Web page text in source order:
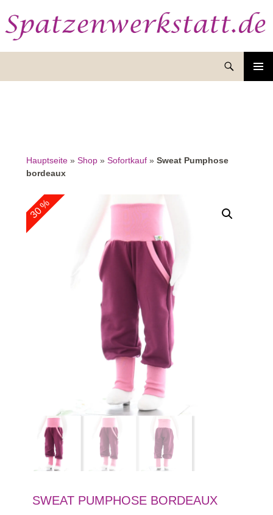
Hauptseite» Shop» Sofortkauf» Sweat Pumphose
bordeaux
30 %
SWEAT PUMPHOSE BORDEAUX